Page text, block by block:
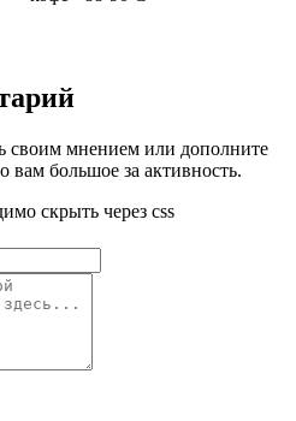
своим мнением или дополните
вам большое за активность.
скрыть через css